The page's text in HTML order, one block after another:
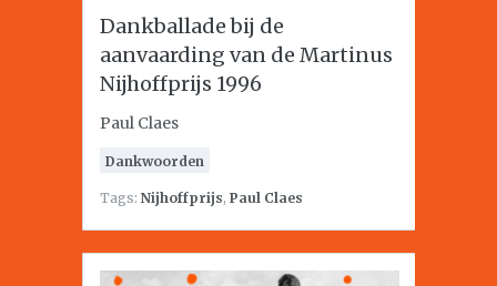
Dankballade bij de
aanvaarding van de Martinus
Nijhoffprijs 1996
Paul Claes
Dankwoorden
Tags: Nijhoffprijs, Paul Claes